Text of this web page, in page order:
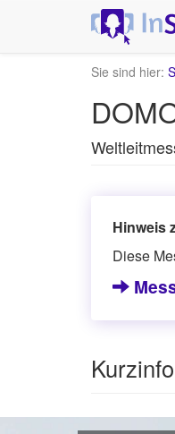
Sie sind hier:
Hinweis
Diese